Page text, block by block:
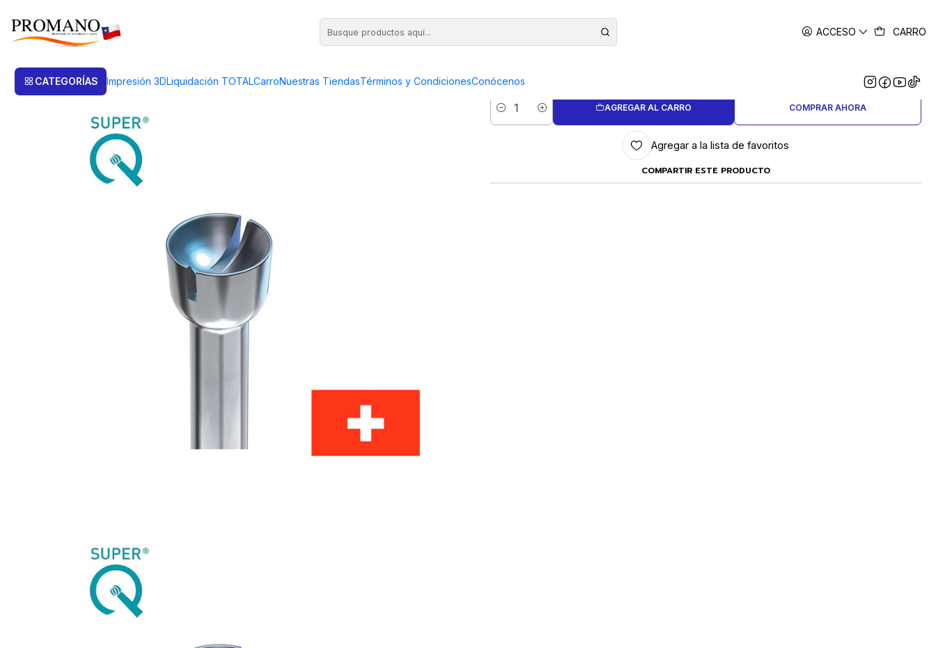
ACCESO CARRO
CATEGORÍAS Impresión 3DLiquidación TOTALCarroNuestras TiendasTérminos y CondicionesConócenos FRESA COPA CON RANURA 1.0 MM.
Cantidad
AGREGAR AL CARRO COMPRAR AHORA
Agregar a la lista de favoritos
COMPARTIR ESTE PRODUCTO